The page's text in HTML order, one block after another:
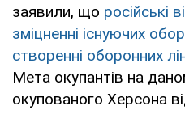
заявили, що російські
зміцненні існуючих
створенні оборонних
Мета окупантів на
окупованого Херсона